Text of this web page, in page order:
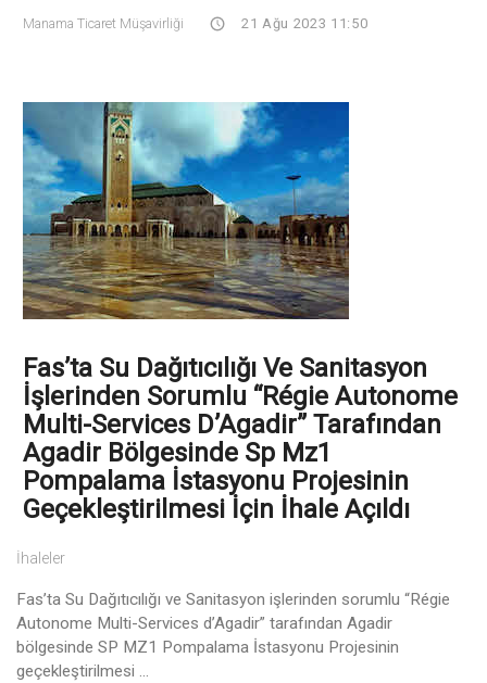
Manama Ticaret Müşavirliği 21 Ağu 2023 11:50
Fas’ta Su Dağıtıcılığı Ve Sanitasyon
İşlerinden Sorumlu “Régie Autonome
Multi-Services D’Agadir” Tarafından
Agadir Bölgesinde Sp Mz1
Pompalama İstasyonu Projesinin
Geçekleştirilmesi İçin İhale Açıldı
İhaleler
Fas’ta Su Dağıtıcılığı ve Sanitasyon işlerinden sorumlu “Régie
Autonome Multi-Services d’Agadir” tarafından Agadir
bölgesinde SP MZ1 Pompalama İstasyonu Projesinin
geçekleştirilmesi ...